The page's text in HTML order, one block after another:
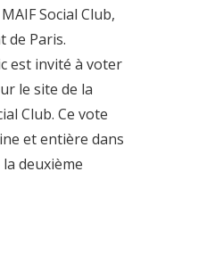
Social Club,
de Paris.
est invité à voter
le site de la
Club. Ce vote
et entière dans
deuxième